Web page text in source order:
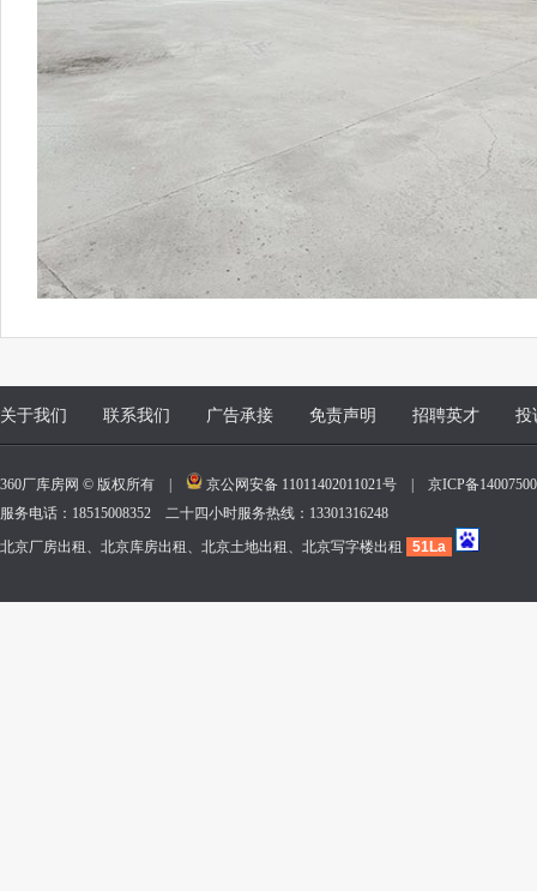
关于我们 联系我们 广告承接 免责声明 招聘英才 投
360厂库房网 © 版权所有 | 京公网安备 11011402011021号
京ICP备
服务电话：18515008352 二十四小时服务热线：13301316248
北京厂房出租、北京库房出租、北京土地出租、北京写字楼出租
51La